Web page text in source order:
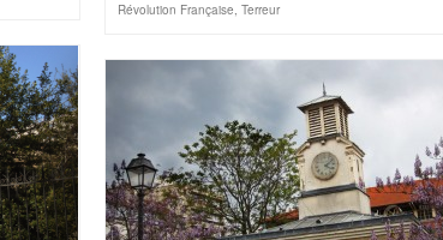
Révolution Française, Terreur